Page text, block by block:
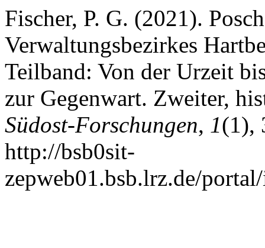
Fischer, P. G. (2021).
Verwaltungsbezirkes
Teilband: Von der Urzeit
zur Gegenwart. Zweiter,
Südost-Forschungen, 1(1),
http://bsb0sit-
zepweb01.bsb.lrz.de/